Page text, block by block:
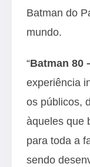
Batman do
mundo.
“Batman 80
experiência
os públicos,
àqueles que
para toda a
sendo